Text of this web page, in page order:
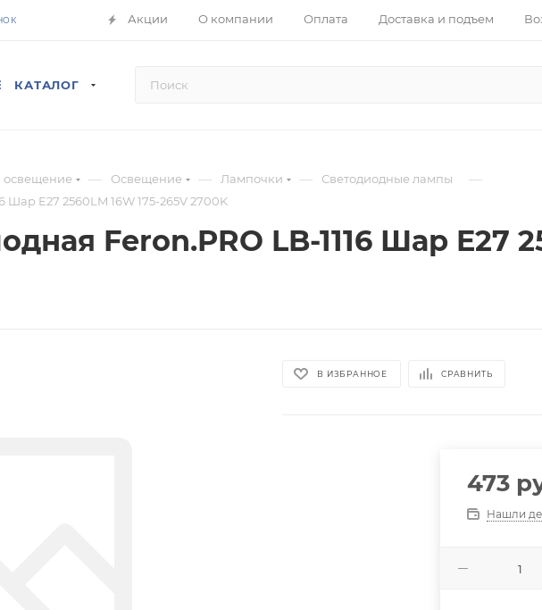
Акции О компании Оплата Доставка и подъем
КАТАЛОГ
освещение — Освещение — Лампочки — Светодиодные лампы —
Шар E27 2560LM 16W 175-265V 2700K
Feron.PRO LB-1116 Шар E27
В ИЗБРАННОЕ СРАВНИТЬ
473
Нашли